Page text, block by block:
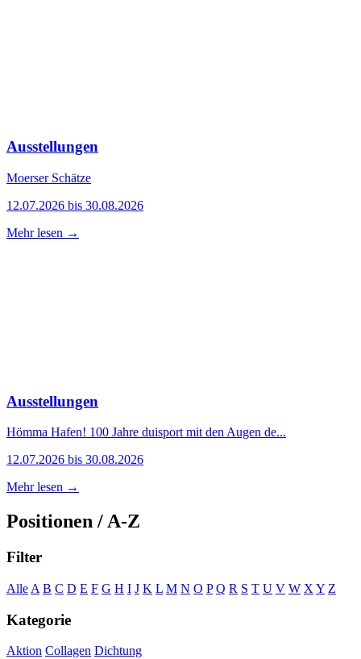
Ausstellungen
Moerser Schätze
12.07.2026 bis 30.08.2026
Mehr lesen →
Ausstellungen
Hömma Hafen! 100 Jahre duisport mit den Augen de...
12.07.2026 bis 30.08.2026
Mehr lesen →
Positionen / A-Z
Filter
Alle A B C D E F G H I J K L M N O P Q R S T U V W X Y Z
Kategorie
Aktion Collagen Dichtung